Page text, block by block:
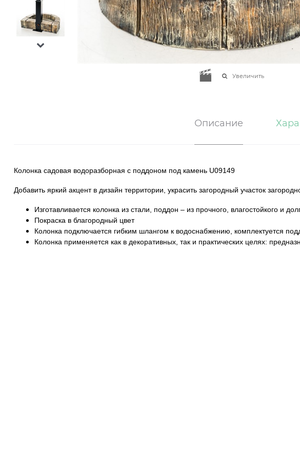
Увеличить
Описание
Колонка садовая водоразборная с поддоном под камень U09149
Добавить яркий акцент в дизайн территории, украсить загородный участок
Изготавливается колонка из стали, поддон – из прочного, влагостойкого и
Покраска в благородный цвет
Колонка подключается гибким шлангом к водоснабжению, комплектуется
Колонка применяется как в декоративных, так и практических целях: